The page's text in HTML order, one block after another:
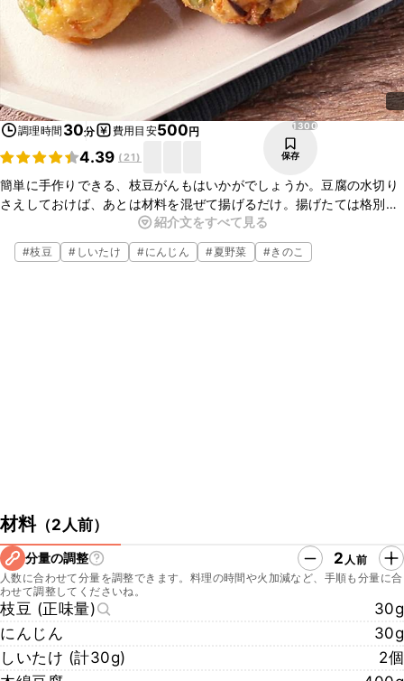
調理時間 30分 費用目安500円
4.39 (21)
1300
保存
簡単に手作りできる、枝豆がんもはいかがでしょうか。豆腐の水切り
さえしておけば、あとは材料を混ぜて揚げるだけ。揚げたては格別で
すが、冷めても美味しくいただけますよ。おかずにはもちろん、お酒
のおつまみにもいかがでしょうか。ぜひ、お試しください。
紹介文をすべて見る
#枝豆 # しいたけ #にんじん #夏野菜 #きのこ
材料（2人前）
分量の調整 2 人前
人数に合わせて分量を調整できます。料理の時間や火加減など、手順も分量に合
わせて調整してくださいね。
枝豆 (正味量)
30g
にんじん
30g
しいたけ (計30g)
2個